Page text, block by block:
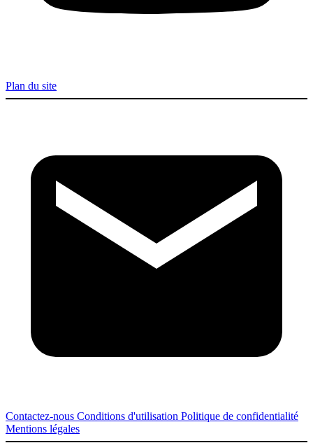
Plan du site
Contactez-nous Conditions d'utilisation Politique de confidentialité
Mentions légales